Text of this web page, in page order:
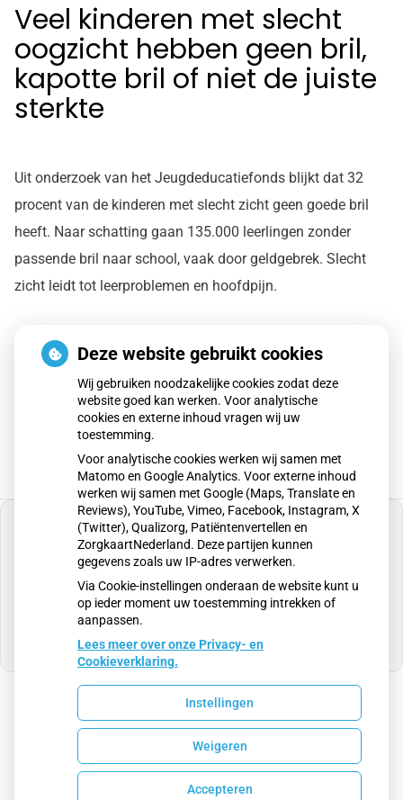
Veel kinderen met slecht
oogzicht hebben geen bril,
kapotte bril of niet de juiste
sterkte
Uit onderzoek van het Jeugdeducatiefonds blijkt dat 32
procent van de kinderen met slecht zicht geen goede bril
heeft. Naar schatting gaan 135.000 leerlingen zonder
passende bril naar school, vaak door geldgebrek. Slecht
zicht leidt tot leerproblemen en hoofdpijn.
Lees het hele artikel op: Nationale zorggids
Publicatiedatum:12-01-2026
U heeft geen toestemming gegeven voor
externe inhoud die nodig is om dit te zien.
Cookie-instellingen wijzigen
Uw Zorg Online
Cookie-instellingen
Deze website gebruikt cookies
Wij gebruiken noodzakelijke cookies zodat deze
website goed kan werken. Voor analytische
cookies en externe inhoud vragen wij uw
toestemming.
Voor analytische cookies werken wij samen met
Matomo en Google Analytics. Voor externe inhoud
werken wij samen met Google (Maps, Translate en
Reviews), YouTube, Vimeo, Facebook, Instagram, X
(Twitter), Qualizorg, Patiëntenvertellen en
ZorgkaartNederland. Deze partijen kunnen
gegevens zoals uw IP-adres verwerken.
Via Cookie-instellingen onderaan de website kunt u
op ieder moment uw toestemming intrekken of
aanpassen.
Lees meer over onze Privacy- en
Cookieverklaring.
Instellingen
Weigeren
Accepteren